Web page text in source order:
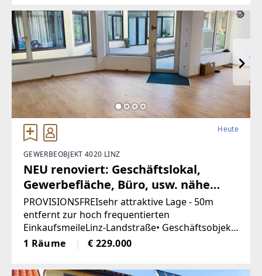
Heute
GEWERBEOBJEKT 4020 LINZ
NEU renoviert: Geschäftslokal,
Gewerbefläche, Büro, usw. nähe
Landstrasse-Linz (Provisionsfrei)
PROVISIONSFREIsehr attraktive Lage - 50m
entfernt zur hoch frequentierten
EinkaufsmeileLinz-Landstraße• Geschäftsobjekt
wurde entkernt und generalsaniert• Klimatisiert
(Klimaanlage)• neue Böden, neue Heizkörper•
1 Räume € 229.000